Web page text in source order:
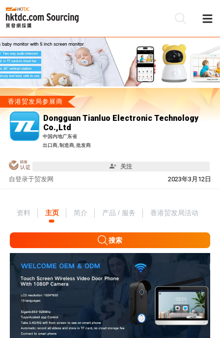
香港贸发局参展商
Dongguan Tianluo Electronic Technology
Co.,Ltd
中国内地广东省
出口商, 制造商, 批发商
关注
自 2023年3月12日
登录于贸发网
资料 主页 简介 产品 / 服务 香港贸发局活动
搜索